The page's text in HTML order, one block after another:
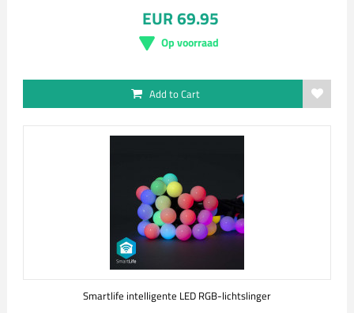
EUR 69.95
Op voorraad
Add to Cart
Smartlife intelligente LED RGB-lichtslinger